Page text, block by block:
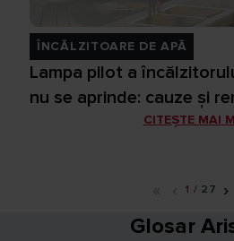
ÎNCĂLZITOARE DE APĂ
Lampa pilot a
nu se aprinde: cauze și
CITEȘTE MAI
1 / 27 ›
Glosar